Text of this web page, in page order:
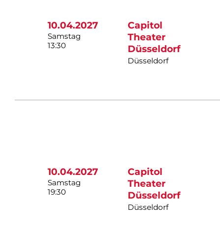
10.04.2027
Samstag
13:30
Capitol
Theater
Düsseldorf
Düsseldorf
10.04.2027
Samstag
19:30
Capitol
Theater
Düsseldorf
Düsseldorf